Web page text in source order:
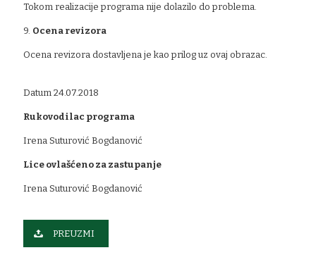
Tokom realizacije programa nije dolazilo do problema.
9. Ocena revizora
Ocena revizora dostavljena je kao prilog uz ovaj obrazac.
Datum 24.07.2018
Rukovodilac programa
Irena Suturović Bogdanović
Lice ovlašćeno za zastupanje
Irena Suturović Bogdanović
PREUZMI